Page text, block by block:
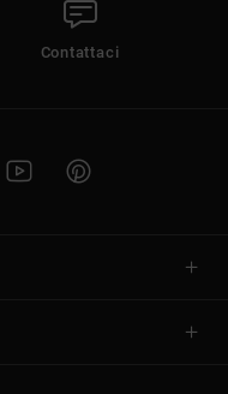
Contattaci